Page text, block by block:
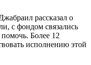
рассказал о
с фондом связались
Более 12
исполнению этой